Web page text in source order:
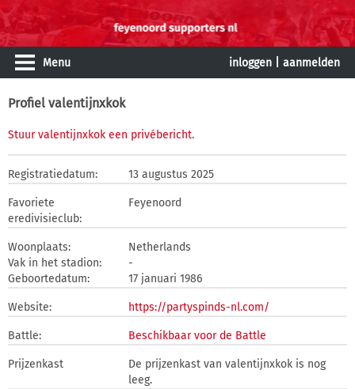
Menu inloggen aanmelden
Profiel valentijnxkok
Stuur valentijnxkok een privébericht.
Registratiedatum: 13 augustus 2025
Favoriete
eredivisieclub:
Feyenoord
Woonplaats:
Netherlands
Vak in het stadion:
-
Geboortedatum:
17 januari 1986
Website: https://partyspinds-nl.com/
Battle: Beschikbaar voor de Battle
Prijzenkast
De prijzenkast van valentijnxkok is nog
leeg.